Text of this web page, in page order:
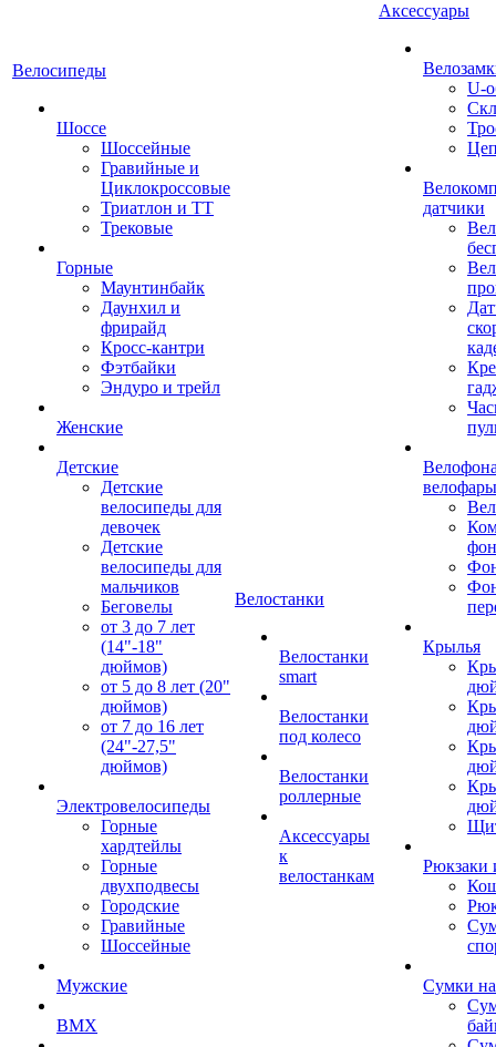
Велосипеды
Шоссе
Шоссейные
Гравийные и
Циклокроссовые
Триатлон и ТТ
Трековые
Горные
Маунтинбайк
Даунхил и
фрирайд
Кросс-кантри
Фэтбайки
Эндуро и трейл
Женские
Детские
Детские
велосипеды для
девочек
Детские
велосипеды для
мальчиков
Беговелы
от 3 до 7 лет
(14"-18"
дюймов)
от 5 до 8 лет (20"
дюймов)
от 7 до 16 лет
(24"-27,5"
дюймов)
Электровелосипеды
Горные
хардтейлы
Горные
двухподвесы
Городские
Гравийные
Шоссейные
Мужские
BMX
Велостанки
Велостанки
smart
Велостанки
под колесо
Велостанки
роллерные
Аксессуары
к
велостанкам
Аксессуары
U-
датчики
велофары
Крылья
Рюкзаки
Сумки